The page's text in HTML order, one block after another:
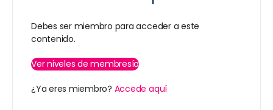
Debes ser miembro para acceder a este
contenido.
Ver niveles de membresía
¿Ya eres miembro? Accede aquí